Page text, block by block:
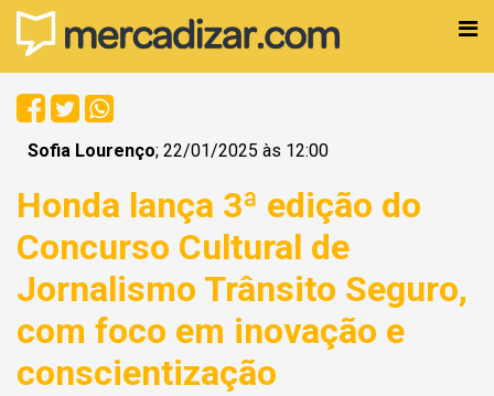
Sofia Lourenço; 22/01/2025 às 12:00
Honda lança 3ª edição do
Concurso Cultural de
Jornalismo Trânsito Seguro,
com foco em inovação e
conscientização